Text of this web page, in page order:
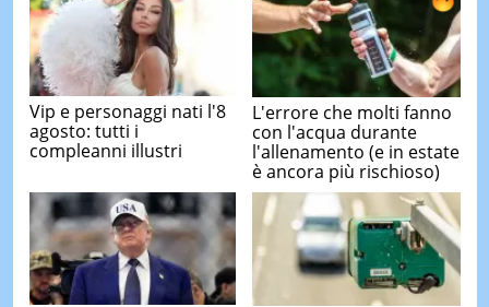
Vip e personaggi nati l'8
agosto: tutti i
compleanni illustri
L'errore che molti fanno
con l'acqua durante
l'allenamento (e in estate
è ancora più rischioso)